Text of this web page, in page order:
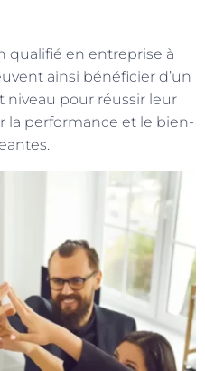
qualifié en entreprise à
ainsi bénéficier d’un
pour réussir leur
la performance et le bien-